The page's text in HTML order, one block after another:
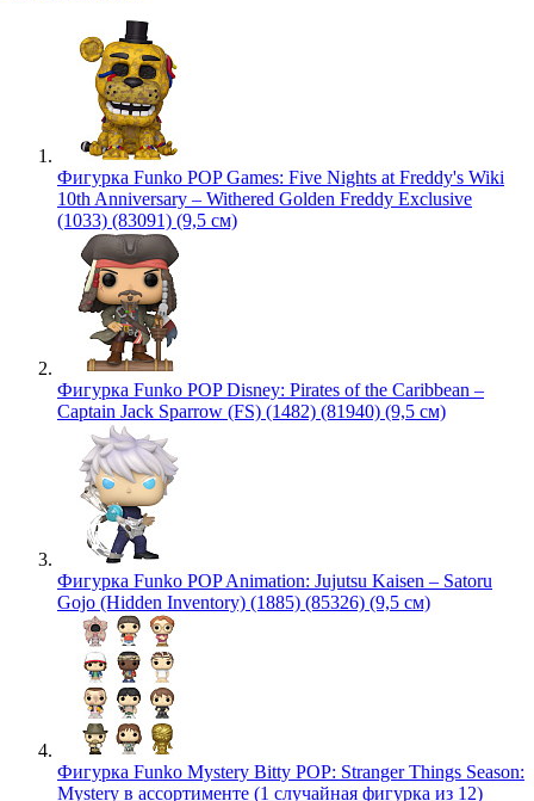
Фигурка Funko POP Games: Five Nights at Freddy's Wiki
10th Anniversary – Withered Golden Freddy Exclusive
(1033) (83091) (9,5 см)
Фигурка Funko POP Disney: Pirates of the Caribbean –
Captain Jack Sparrow (FS) (1482) (81940) (9,5 см)
Фигурка Funko POP Animation: Jujutsu Kaisen – Satoru
Gojo (Hidden Inventory) (1885) (85326) (9,5 см)
Фигурка Funko Mystery Bitty POP: Stranger Things Season:
Mystery в ассортименте (1 случайная фигурка из 12)